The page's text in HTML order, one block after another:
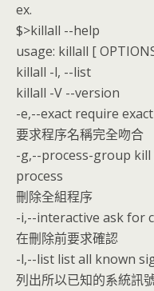
ex.
$>killall --help
usage: killall [
killall -l, --list
killall -V --version
-e,--exact require
要求程序名稱完全吻合
-g,--process-group
process
刪除全組程序
-i,--interactive ask for
在刪除前要求確認
-l,--list list all known
列出所以已知的系統訊